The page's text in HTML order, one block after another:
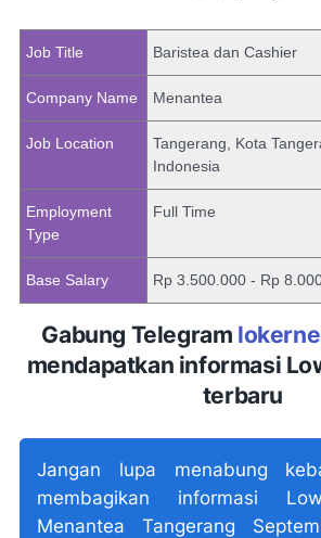
Job Title Baristea dan Cashier
Company Name Menantea
Job Location
Tangerang, Kota
Indonesia
Employment
Type
Full Time
Base Salary Rp 3.500.000 - Rp
Gabung Telegram
mendapatkan informasi
terbaru
Jangan lupa menabung
membagikan informasi
Menantea Tangerang